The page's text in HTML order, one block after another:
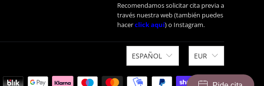
Recomendamos solicitar cita previa a
través nuestra web (también puedes
hacerclick aquí) o Instagram.
ESPAÑOL EUR